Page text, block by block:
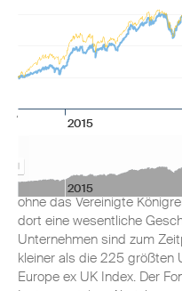
2015
2015
Anlageziel
Der Fonds zielt darauf ab,
steigern. Der Fonds
Vermögens in Anteile von
ohne das Vereinigte
dort eine wesentliche
Unternehmen sind zum
kleiner als die 225 größten
Europe ex UK Index. Der